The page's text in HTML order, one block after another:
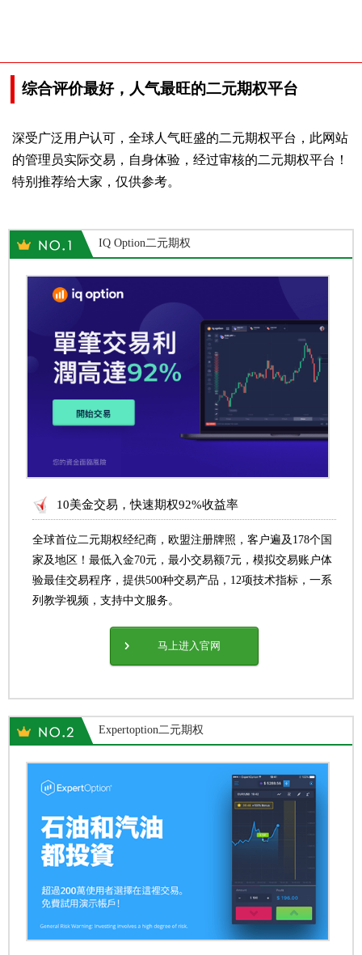
综合评价最好，人气最旺的二元期权平台
深受广泛用户认可，全球人气旺盛的二元期权平台，此网站
的管理员实际交易，自身体验，经过审核的二元期权平台！
特别推荐给大家，仅供参考。
IQ Option二元期权
10美金交易，快速期权92%收益率
全球首位二元期权经纪商，欧盟注册牌照，客户遍及178个国
家及地区！最低入金70元，最小交易额7元，模拟交易账户体
验最佳交易程序，提供500种交易产品，12项技术指标，一系
列教学视频，支持中文服务。
马上进入官网
Expertoption二元期权